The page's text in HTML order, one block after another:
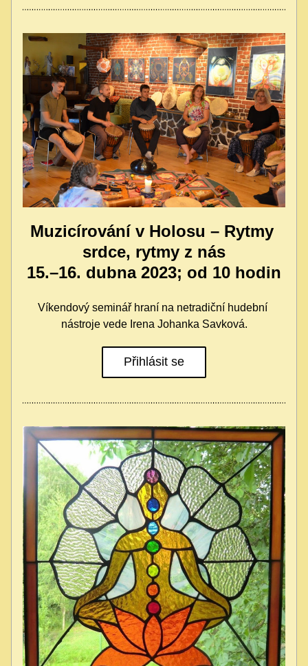
Muzicírování v Holosu – Rytmy
srdce, rytmy z nás
15.–16. dubna 2023; od 10 hodin
Víkendový seminář hraní na netradiční hudební
nástroje vede Irena Johanka Savková.
Přihlásit se